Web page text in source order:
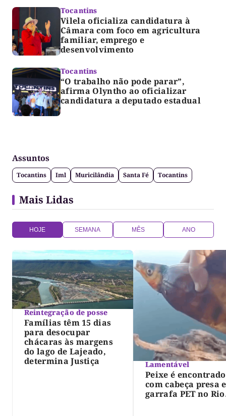
Tocantins
Vilela oficializa candidatura à
Câmara com foco em agricultura
familiar, emprego e
desenvolvimento
Tocantins
“O trabalho não pode parar”,
afirma Olyntho ao oficializar
candidatura a deputado estadual
Assuntos
Tocantins Iml Muricilândia Santa Fé Tocantins
Mais Lidas
HOJE SEMANA MÊS ANO
Reintegração de posse
Famílias têm 15 dias
para desocupar
chácaras às margens
do lago de Lajeado,
determina Justiça
Lamentável
Peixe é encontrado
com cabeça presa
garrafa PET no Rio